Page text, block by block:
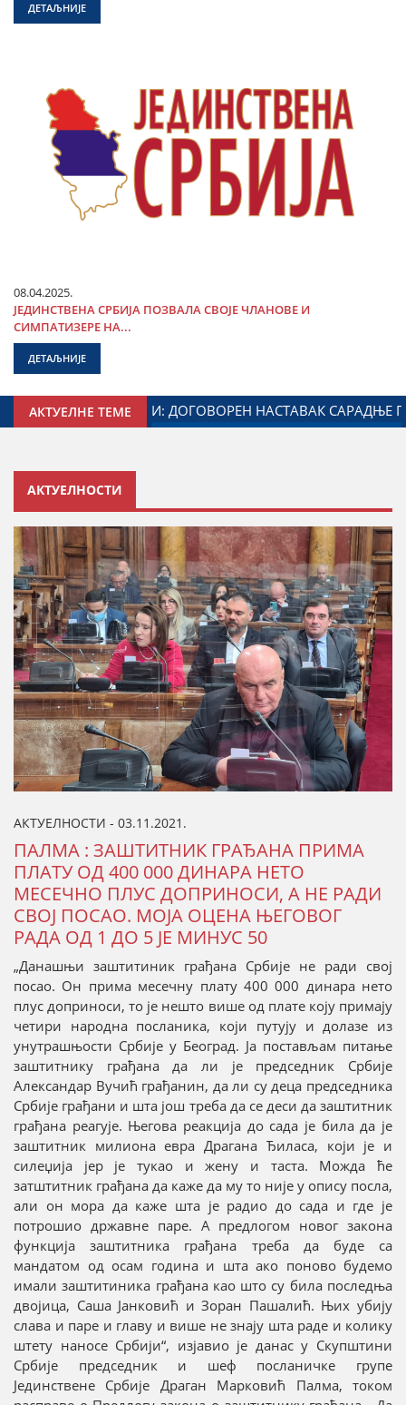
ДЕТАЉНИЈЕ
08.04.2025.
ЈЕДИНСТВЕНА СРБИЈА ПОЗВАЛА СВОЈЕ ЧЛАНОВЕ И
СИМПАТИЗЕРЕ НА...
ДЕТАЉНИЈЕ
АКТУЕЛНЕ ТЕМЕ
ЗА ОДНОСЕ СА ДИЈАСПОРОМ ДАЛИБОР МАРКОВИЋ
АКТУЕЛНОСТИ
АКТУЕЛНОСТИ - 03.11.2021.
ПАЛМА : ЗАШТИТНИК ГРАЂАНА ПРИМА
ПЛАТУ ОД 400 000 ДИНАРА НЕТО
МЕСЕЧНО ПЛУС ДОПРИНОСИ, А НЕ РАДИ
СВОЈ ПОСАО. МОЈА ОЦЕНА ЊЕГОВОГ
РАДА ОД 1 ДО 5 ЈЕ МИНУС 50
„Данашњи заштитиник грађана Србије не ради свој
посао. Он прима месечну плату 400 000 динара нето
плус доприноси, то је нешто више од плате коју примају
четири народна посланика, који путују и долазе из
унутрашњости Србије у Београд. Ја постављам питање
заштитнику грађана да ли је председник Србије
Александар Вучић грађанин, да ли су деца председника
Србије грађани и шта још треба да се деси да заштитник
грађана реагује. Његова реакција до сада је била да је
заштитник милиона евра Драгана Ђиласа, који је и
силеџија јер је тукао и жену и таста. Можда ће
затштитник грађана да каже да му то није у опису посла,
али он мора да каже шта је радио до сада и где је
потрошио државне паре. А предлогом новог закона
функција заштитника грађана треба да буде са
мандатом од осам година и шта ако поново будемо
имали заштитиника грађана као што су била последња
двојица, Саша Јанковић и Зоран Пашалић. Њих убију
слава и паре и главу и више не знају шта раде и колику
штету наносе Србији“, изјавио је данас у Скупштини
Србије председник и шеф посланичке групе
Јединствене Србије Драган Марковић Палма, током